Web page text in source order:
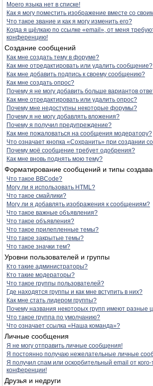
Моего языка нет в списке!
Как я могу поместить изображение вместе со
Что такое звание и как я могу изменить его?
Когда я щёлкаю по ссылке «email», от меня
конференцию!
Создание сообщений
Как мне создать тему в форуме?
Как мне отредактировать или удалить сообщение?
Как мне добавить подпись к своему сообщению?
Как мне создать опрос?
Почему я не могу добавить больше вариантов
Как мне отредактировать или удалить опрос?
Почему мне недоступны некоторые форумы?
Почему я не могу добавлять вложения?
Почему я получил предупреждение?
Как мне пожаловаться на сообщения модератору?
Что означает кнопка «Сохранить» при создании
Почему моё сообщение требует одобрения?
Как мне вновь поднять мою тему?
Форматирование сообщений и типы
Что такое BBCode?
Могу ли я использовать HTML?
Что такое смайлики?
Могу ли я добавлять изображения к сообщениям?
Что такое важные объявления?
Что такое объявления?
Что такое прилепленные темы?
Что такое закрытые темы?
Что такое значки тем?
Уровни пользователей и группы
Кто такие администраторы?
Кто такие модераторы?
Что такое группы пользователей?
Где находятся группы и как мне вступить в них?
Как мне стать лидером группы?
Почему названия некоторых групп имеют разные
Что такое группа по умолчанию?
Что означает ссылка «Наша команда»?
Личные сообщения
Я не могу отправить личные сообщения!
Я постоянно получаю нежелательные личные
Я получил спам или оскорбительный email от кого-
конференции!
Друзья и недруги